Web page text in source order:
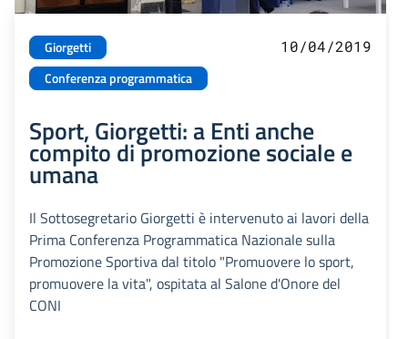
Giorgetti
Conferenza programmatica
10/04/2019
Sport, Giorgetti: a Enti anche
compito di promozione sociale e
umana
Il Sottosegretario Giorgetti è intervenuto ai lavori della
Prima Conferenza Programmatica Nazionale sulla
Promozione Sportiva dal titolo "Promuovere lo sport,
promuovere la vita", ospitata al Salone d'Onore del
CONI